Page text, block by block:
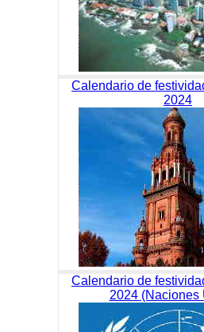
Calendario de
2024
Calendario de
2024 (Naciones